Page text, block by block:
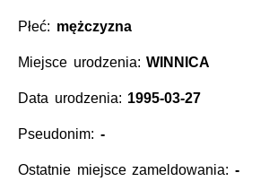
Płeć: mężczyzna
Miejsce urodzenia:WINNICA
Data urodzenia: 1995-03-27
Pseudonim: -
Ostatnie miejsce zameldowania: -